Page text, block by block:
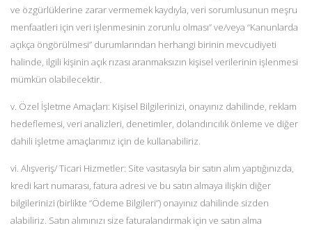
ve özgürlüklerine zarar vermemek kaydıyla, veri sorumlusunun meşru
menfaatleri için veri işlenmesinin zorunlu olması” ve/veya “Kanunlarda
açıkça öngörülmesi” durumlarından herhangi birinin mevcudiyeti
halinde, ilgili kişinin açık rızası aranmaksızın kişisel verilerinin işlenmesi
mümkün olabilecektir.
v. Özel İşletme Amaçları: Kişisel Bilgilerinizi, onayınız dahilinde, reklam
hedeflemesi, veri analizleri, denetimler, dolandırıcılık önleme ve diğer
dahili işletme amaçlarımız için de kullanabiliriz.
vi. Alışveriş/ Ticari Hizmetler: Site vasıtasıyla bir satın alım yaptığınızda,
kredi kart numarası, fatura adresi ve bu satın almaya ilişkin diğer
bilgilerinizi (birlikte “Ödeme Bilgileri”) onayınız dahilinde sizden
alabiliriz. Satın alımınızı size faturalandırmak için ve satın alma